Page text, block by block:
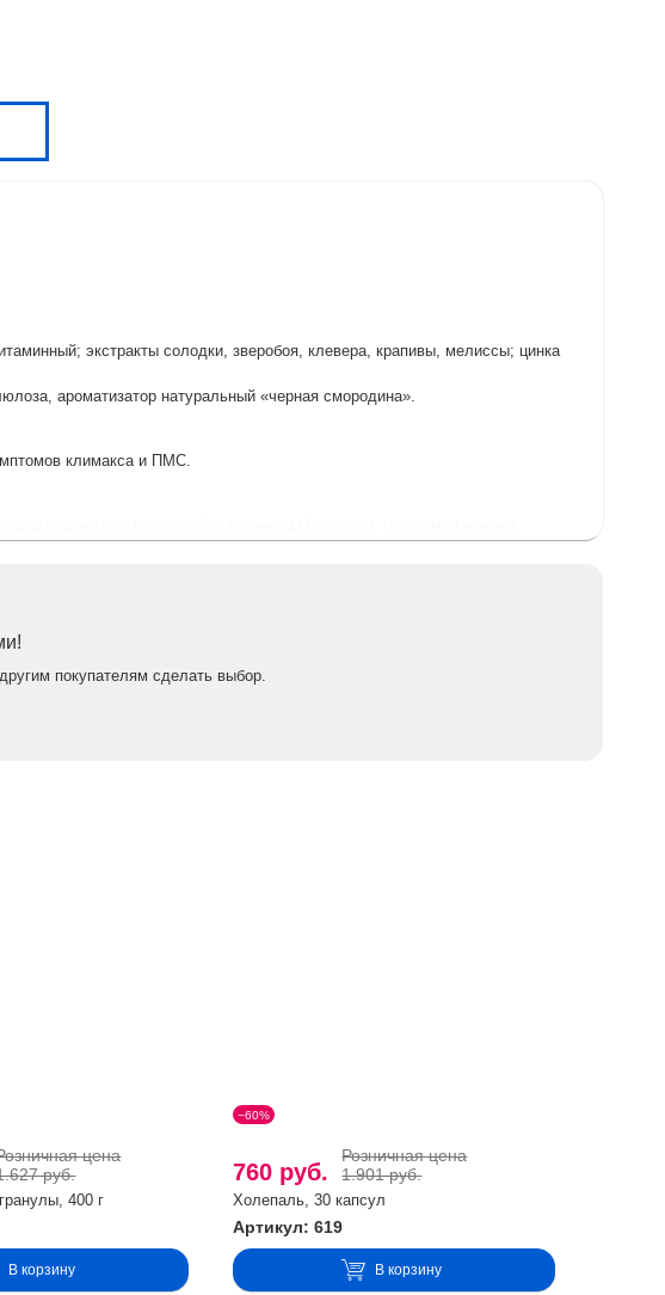
экстракты солодки, зверобоя, клевера, крапивы, мелиссы; цинка
ароматизатор натуральный «черная смородина».
климакса и ПМС.
перестройку организма (приливы, гиперемия кожных
тревоги, возникает чувство защищенности, умиротворения. Нормализует
фитоэстрогены, растительный аналог женских половых гормонов.
(Genistein.
флавоноиды (ликвиритин, ликвиритозид, изоликвиритин, неоликвиритин,
подагры. Используется для возбуждения аппетита и успокоения нервной
понижает содержание сахара в крови, нормализует менструальный
и вяжущим действием.
А, Е, группы В) и минералов (железа, цинка, меди, йода).
покупателям сделать выбор.
цена
руб.
400 г
В корзину
−60%
760 руб.
Розничная цена
1.901 руб.
Холепаль, 30 капсул
Артикул: 619
В корзину